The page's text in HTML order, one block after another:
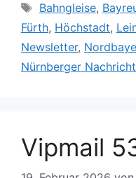
Schlagwörter
Bahngleise,
Fürth, Höchstadt,
Newsletter,
Nürnberger
Vipmail